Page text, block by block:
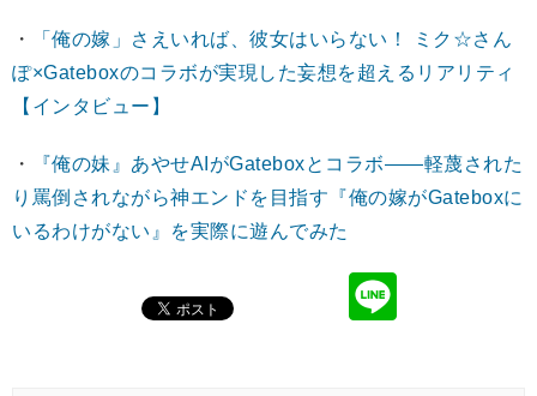
・
「俺の嫁」さえいれば、彼女はいらない！ ミク☆さん
ぽ×Gateboxのコラボが実現した妄想を超えるリアリティ
【インタビュー】
・
『俺の妹』あやせAIがGateboxとコラボ――軽蔑された
り罵倒されながら神エンドを目指す『俺の嫁がGateboxに
いるわけがない』を実際に遊んでみた